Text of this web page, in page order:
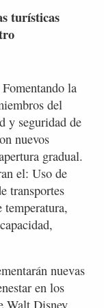
turísticas
Fomentando la
del
y seguridad de
nuevos
gradual.
el: Uso de
transportes
nuevas
en los
Walt Disney